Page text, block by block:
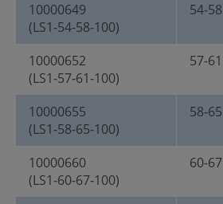
10000649
(LS1-54-58-100)
54-58
10000652
(LS1-57-61-100)
57-61
10000655
(LS1-58-65-100)
58-65
10000660
(LS1-60-67-100)
60-67